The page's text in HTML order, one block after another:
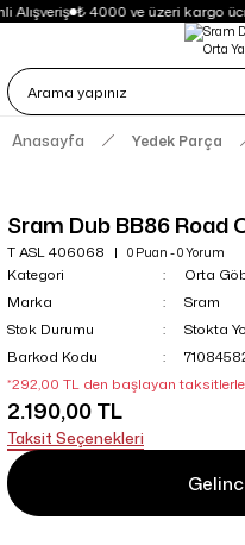
Alışveriş ₺ 4000 ve üzeri kargo
Anasayfa Yedek Parça
Sram Dub BB86 Road
T ASL 406068 0 Puan - 0 Yorum
Kategori
Orta
Marka
Sram
Stok Durumu
Stokta
Barkod Kodu
*292,00 TL den başlayan
2.190,00 TL
Taksit Seçenekleri